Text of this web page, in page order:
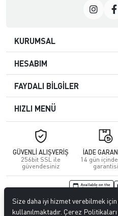
KURUMSAL
HESABIM
FAYDALI BİLGİLER
HIZLI MENÜ
GÜVENLİ ALIŞVERİŞ
256bit SSL ile
güvendesiniz
İADE
14 gün
garantisi
© 2026Kuafördepo.
Size daha iyi hizmet verebilmek
kullanılmaktadır. Çerez